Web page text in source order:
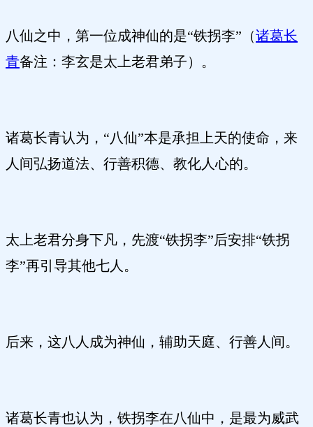
八仙之中，第一位成神仙的是“铁拐李”（诸葛长
青备注：李玄是太上老君弟子）。
诸葛长青认为，“八仙”本是承担上天的使命，来
人间弘扬道法、行善积德、教化人心的。
太上老君分身下凡，先渡“铁拐李”后安排“铁拐
李”再引导其他七人。
后来，这八人成为神仙，辅助天庭、行善人间。
诸葛长青也认为，铁拐李在八仙中，是最为威武